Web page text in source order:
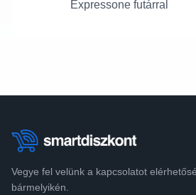
Expressone futárral
Vegye fel velünk a kapcsolatot
bármelyikén.